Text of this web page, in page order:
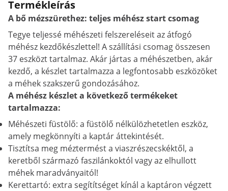
Termékleírás
A bő mézszürethez: teljes méhész start csomag
Tegye teljessé méhészeti felszereléseit az átfogó
méhész kezdőkészlettel! A szállítási csomag összesen
37 eszközt tartalmaz. Akár jártas a méhészetben, akár
kezdő, a készlet tartalmazza a legfontosabb eszközöket
a méhek szakszerű gondozásához.
A méhész készlet a következő termékeket
tartalmazza:
Méhészeti füstölő: a füstölő nélkülözhetetlen eszköz,
amely megkönnyíti a kaptár áttekintését.
Tisztítsa meg méztermést a viaszrészecskéktől, a
keretből származó faszilánkoktól vagy az elhullott
méhek maradványaitól!
Kerettartó: extra segítítséget kínál a kaptáron végzett